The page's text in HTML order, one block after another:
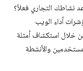
نشاطك التجاري فعلاً؟
أداء الويب
خلال استكشاف أمثلة
والأنشطة